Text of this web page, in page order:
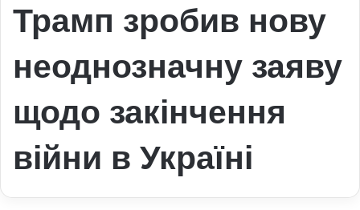
Трамп зробив нову
неоднозначну заяву
щодо закінчення
війни в Україні